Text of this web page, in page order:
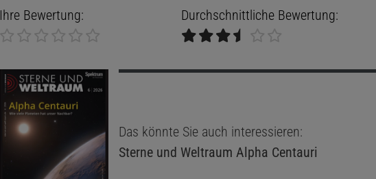
Ihre Bewertung: Durchschnittliche Bewertung:
Das könnte Sie auch interessieren:
Sterne und Weltraum Alpha Centauri